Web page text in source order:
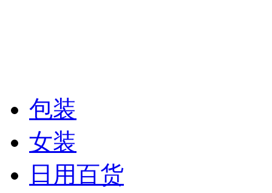
包装
女装
日用百货